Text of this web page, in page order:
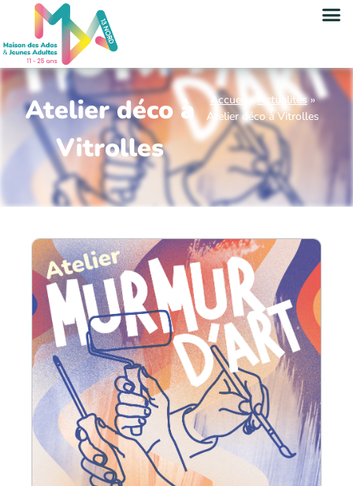
Atelier déco à
Vitrolles
Accueil »Actualités»
Atelier déco à Vitrolles